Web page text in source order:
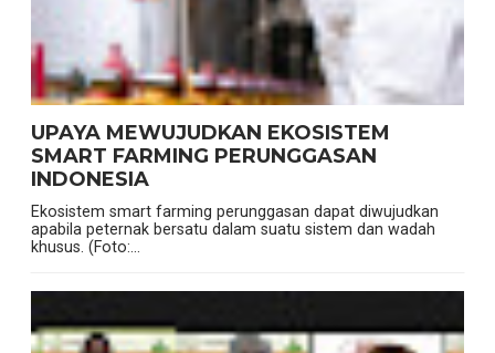
UPAYA MEWUJUDKAN EKOSISTEM
SMART FARMING PERUNGGASAN
INDONESIA
Ekosistem smart farming perunggasan dapat diwujudkan
apabila peternak bersatu dalam suatu sistem dan wadah
khusus. (Foto:...